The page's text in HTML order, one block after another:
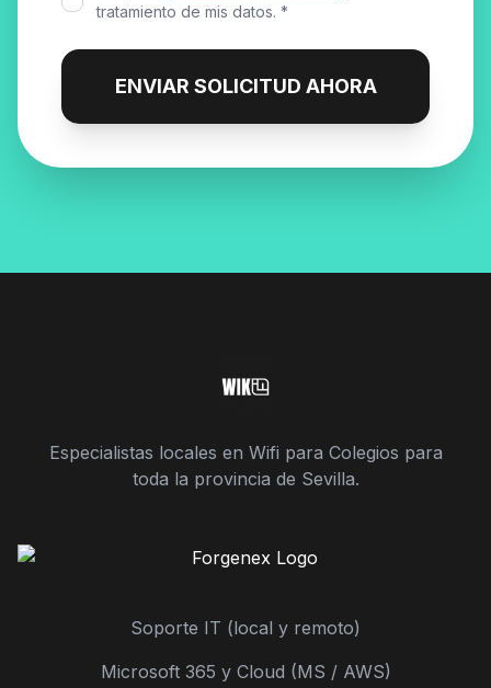
tratamiento de mis datos. *
ENVIAR SOLICITUD AHORA
Especialistas locales en Wifi para Colegios para
toda la provincia de Sevilla.
Soporte IT (local y remoto)
Microsoft 365 y Cloud (MS / AWS)